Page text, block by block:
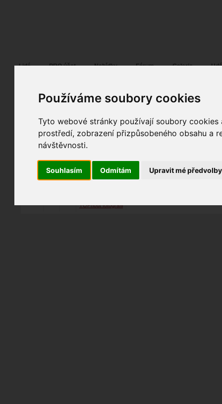
Používáme soubory cookies
Tyto webové stránky používají soubory
prostředí, zobrazení přizpůsobeného obsahu a
návštěvnosti.
Souhlasím Odmítám Upravit mé předvolby
Lidé PRO účet Nabídky Fórum Galerie
martiniman 03. 03. 2011 10:48 móda
... by martin iman
spolupráce fotografováno fotky autora
TOPnout fotografii